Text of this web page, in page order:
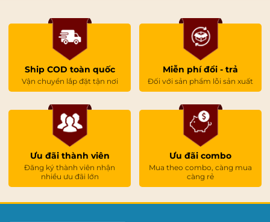
Ship COD toàn quốc
Vận chuyển lắp đặt tận nơi
Miễn phí đổi - trả
Đối với sản phẩm lỗi sản xuất
Ưu đãi thành viên
Đăng ký thành viên nhận
nhiều ưu đãi lớn
Ưu đãi combo
Mua theo combo, càng mua
càng rẻ